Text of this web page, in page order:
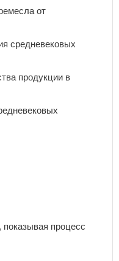
от
средневековых
продукции в
показывая процесс